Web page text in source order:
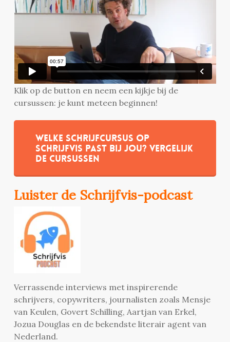
Klik op de button en neem een kijkje bij de
cursussen: je kunt meteen beginnen!
Welke schrijfcursus op
Schrijfvis past bij jou? Vergelijk
de cursussen
Luister de Schrijfvis-podcast
Verrassende interviews met inspirerende
schrijvers, copywriters, journalisten zoals Mensje
van Keulen, Govert Schilling, Aartjan van Erkel,
Jozua Douglas en de bekendste literair agent van
Nederland.